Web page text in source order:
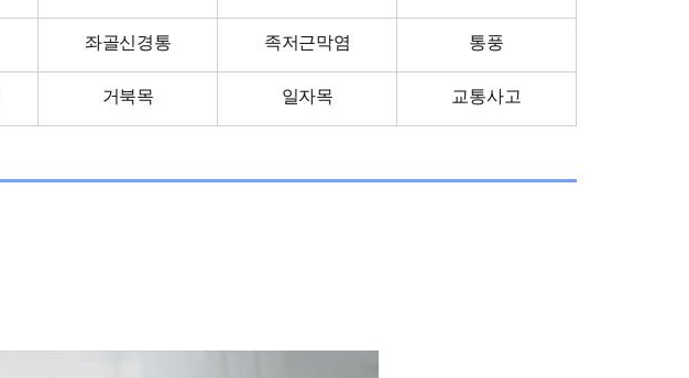
좌골신경통 족저근막염 통풍
거북목 일자목 교통사고